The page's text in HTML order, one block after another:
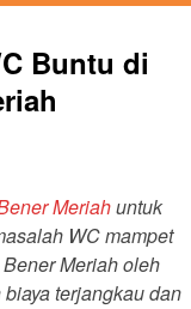
Buntu di
Meriahuntuk
WC mampet
Meriah oleh
terjangkau dan